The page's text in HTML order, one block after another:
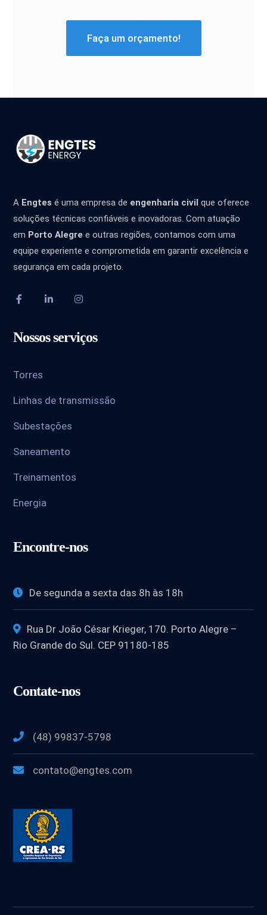
Faça um orçamento!
A Engtes é uma empresa de engenharia civil que oferece
soluções técnicas confiáveis e inovadoras. Com atuação
em Porto Alegre e outras regiões, contamos com uma
equipe experiente e comprometida em garantir excelência e
segurança em cada projeto.
Nossos serviços
Torres
Linhas de transmissão
Subestações
Saneamento
Treinamentos
Energia
Encontre-nos
De segunda a sexta das 8h às 18h
Rua Dr João César Krieger, 170. Porto Alegre –
Rio Grande do Sul. CEP 91180-185
Contate-nos
(48) 99837-5798
contato@engtes.com